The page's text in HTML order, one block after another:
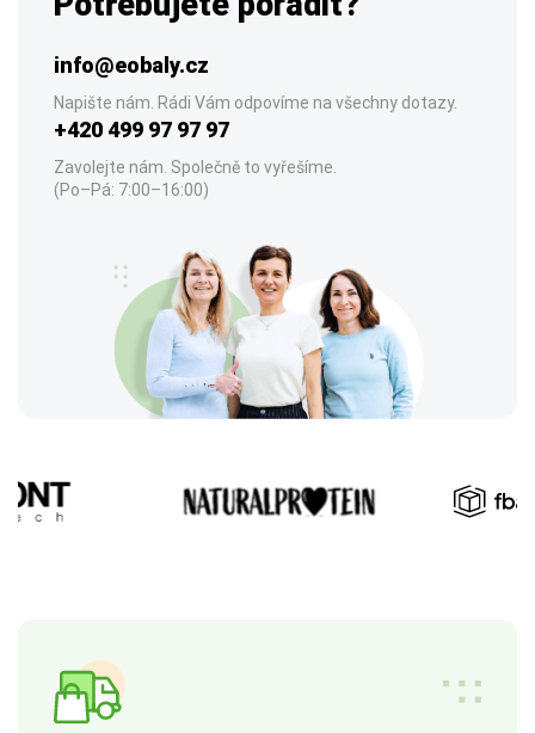
info@eobaly.cz
Napište nám. Rádi Vám odpovíme na všechny dotazy.
+420 499 97 97 97
Zavolejte nám. Společně to vyřešíme.
(Po–Pá: 7:00–16:00)